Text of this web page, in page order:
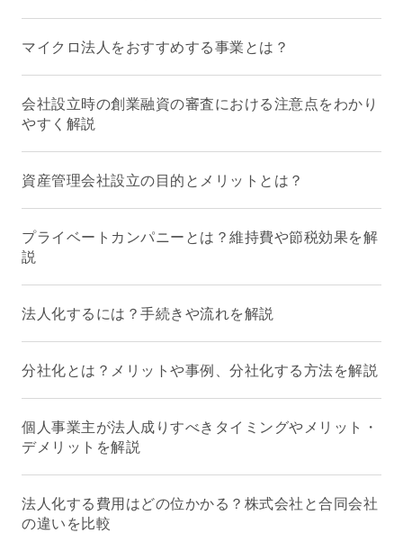
マイクロ法人をおすすめする事業とは？
会社設立時の創業融資の審査における注意点をわかり
やすく解説
資産管理会社設立の目的とメリットとは？
プライベートカンパニーとは？維持費や節税効果を解
説
法人化するには？手続きや流れを解説
分社化とは？メリットや事例、分社化する方法を解説
個人事業主が法人成りすべきタイミングやメリット・
デメリットを解説
法人化する費用はどの位かかる？株式会社と合同会社
の違いを比較